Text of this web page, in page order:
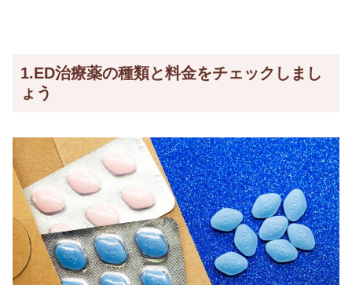
1.ED治療薬の種類と料金をチェックしまし
ょう